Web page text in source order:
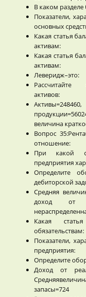
В каком разделе
Показатели,
основных
Какая статья
активам:
Какая статья
активам:
Леверидж–это:
Рассчитайте
активов:
величина
Вопрос
отношение:
При какой
предприятия
Определите
дебиторской
Средняя
доход от
Какая
обязательствам:
Показатели,
предприятия:
Определите
Доход от
запасы=724